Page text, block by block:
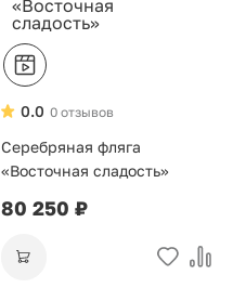
0 отзывов
0.0
Серебряная фляга
«Восточная сладость»
80 250 ₽